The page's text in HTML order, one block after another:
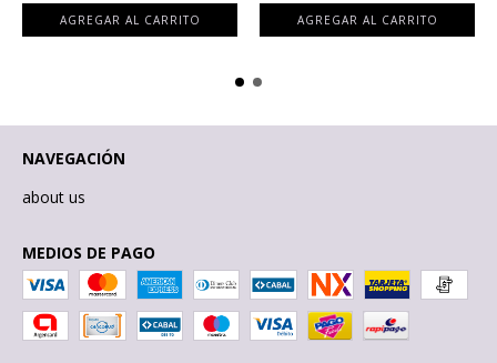
NAVEGACIÓN
about us
MEDIOS DE PAGO